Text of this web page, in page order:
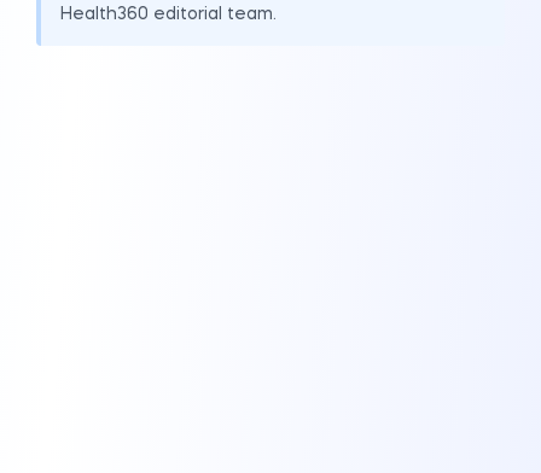
Health360 editorial team.